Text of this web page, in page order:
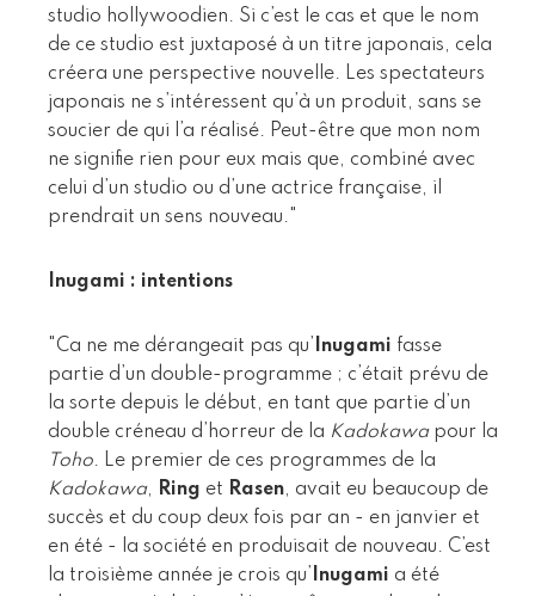
studio hollywoodien. Si c’est le cas et que le nom
de ce studio est juxtaposé à un titre japonais, cela
créera une perspective nouvelle. Les spectateurs
japonais ne s’intéressent qu’à un produit, sans se
soucier de qui l’a réalisé. Peut-être que mon nom
ne signifie rien pour eux mais que, combiné avec
celui d’un studio ou d’une actrice française, il
prendrait un sens nouveau."
Inugami : intentions
"Ca ne me dérangeait pas qu’ Inugami fasse
partie d’un double-programme ; c’était prévu de
la sorte depuis le début, en tant que partie d’un
double créneau d’horreur de la Kadokawapour la
Toho. Le premier de ces programmes de la
Kadokawa, Ring et Rasen, avait eu beaucoup de
succès et du coup deux fois par an - en janvier et
en été - la société en produisait de nouveau. C’est
la troisième année je crois qu’
Inugami a été